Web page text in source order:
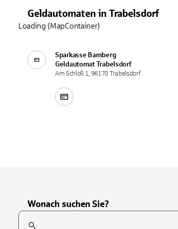
Geldautomaten in Trabelsdorf
Sparkasse Bamberg
Geldautomat Trabelsdorf
Am Schloß 1, 96170 Trabelsdorf
Loading (MapContainer)
Wonach suchen Sie?
Suchfeld